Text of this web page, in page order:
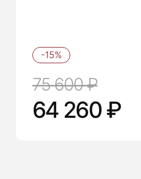
75 600 ₽
-15%
64 260 ₽